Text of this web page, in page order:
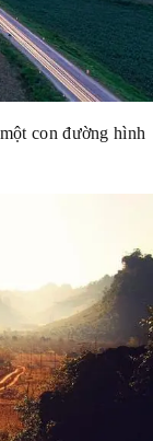
con đường hình